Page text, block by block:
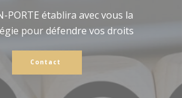
PORTE établira avec vous la
pour défendre vos droits
Contact